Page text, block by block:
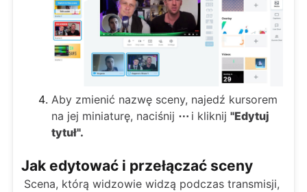
Aby zmienić nazwę sceny, najedź kursorem
na jej miniaturę, naciśnij ⋯ i kliknij "Edytuj
tytuł".
Jak edytować i przełączać sceny
Scena, którą widzowie widzą podczas transmisji,